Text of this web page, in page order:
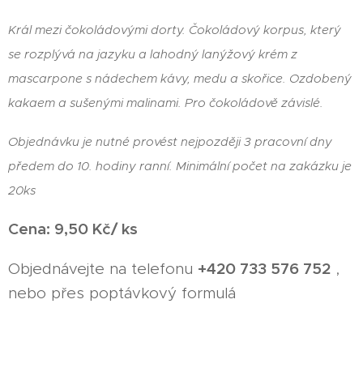
Král mezi čokoládovými dorty. Čokoládový korpus, který
se rozplývá na jazyku a lahodný lanýžový krém z
mascarpone s nádechem kávy, medu a skořice. Ozdobený
kakaem a sušenými malinami. Pro čokoládově závislé.
Objednávku je nutné provést nejpozději 3 pracovní dny
předem do 10. hodiny ranní. Minimální počet na zakázku je
20ks
Cena: 9,50 Kč/ ks
Objednávejte na telefonu +420 733 576 752 ,
nebo přes poptávkový formulá